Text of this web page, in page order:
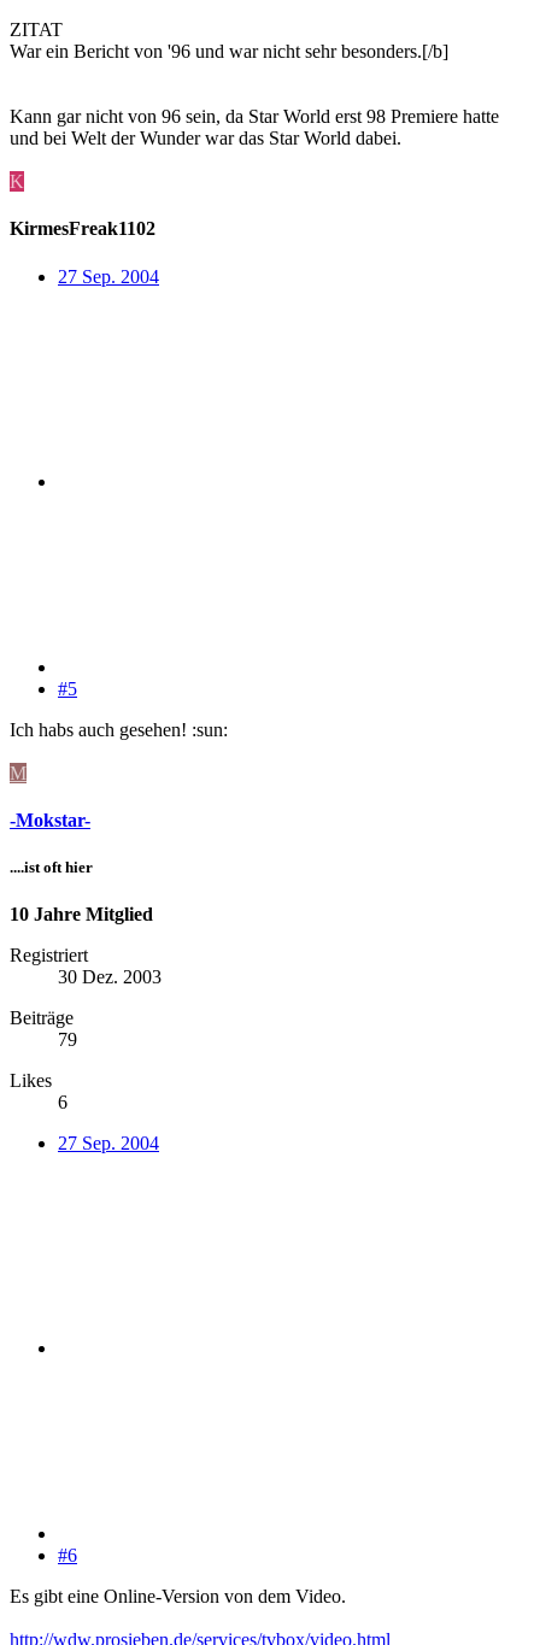
ZITAT
War ein Bericht von '96 und war nicht sehr besonders.[/b]
Kann gar nicht von 96 sein, da Star World erst 98 Premiere hatte
und bei Welt der Wunder war das Star World dabei.
K
KirmesFreak1102
27 Sep. 2004
#5
Ich habs auch gesehen! :sun:
M
-Mokstar-
....ist oft hier
10 Jahre Mitglied
Registriert
30 Dez. 2003
Beiträge
79
Likes
6
27 Sep. 2004
#6
Es gibt eine Online-Version von dem Video.
http://wdw.prosieben.de/services/tvbox/video.html